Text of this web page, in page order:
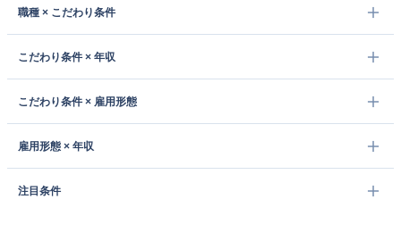
職種 × こだわり条件
こだわり条件 × 年収
こだわり条件 × 雇用形態
雇用形態 × 年収
注目条件